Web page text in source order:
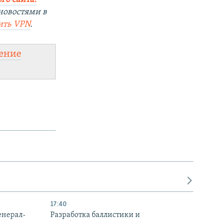
в
VPN.
17:40
Разработка баллистики и